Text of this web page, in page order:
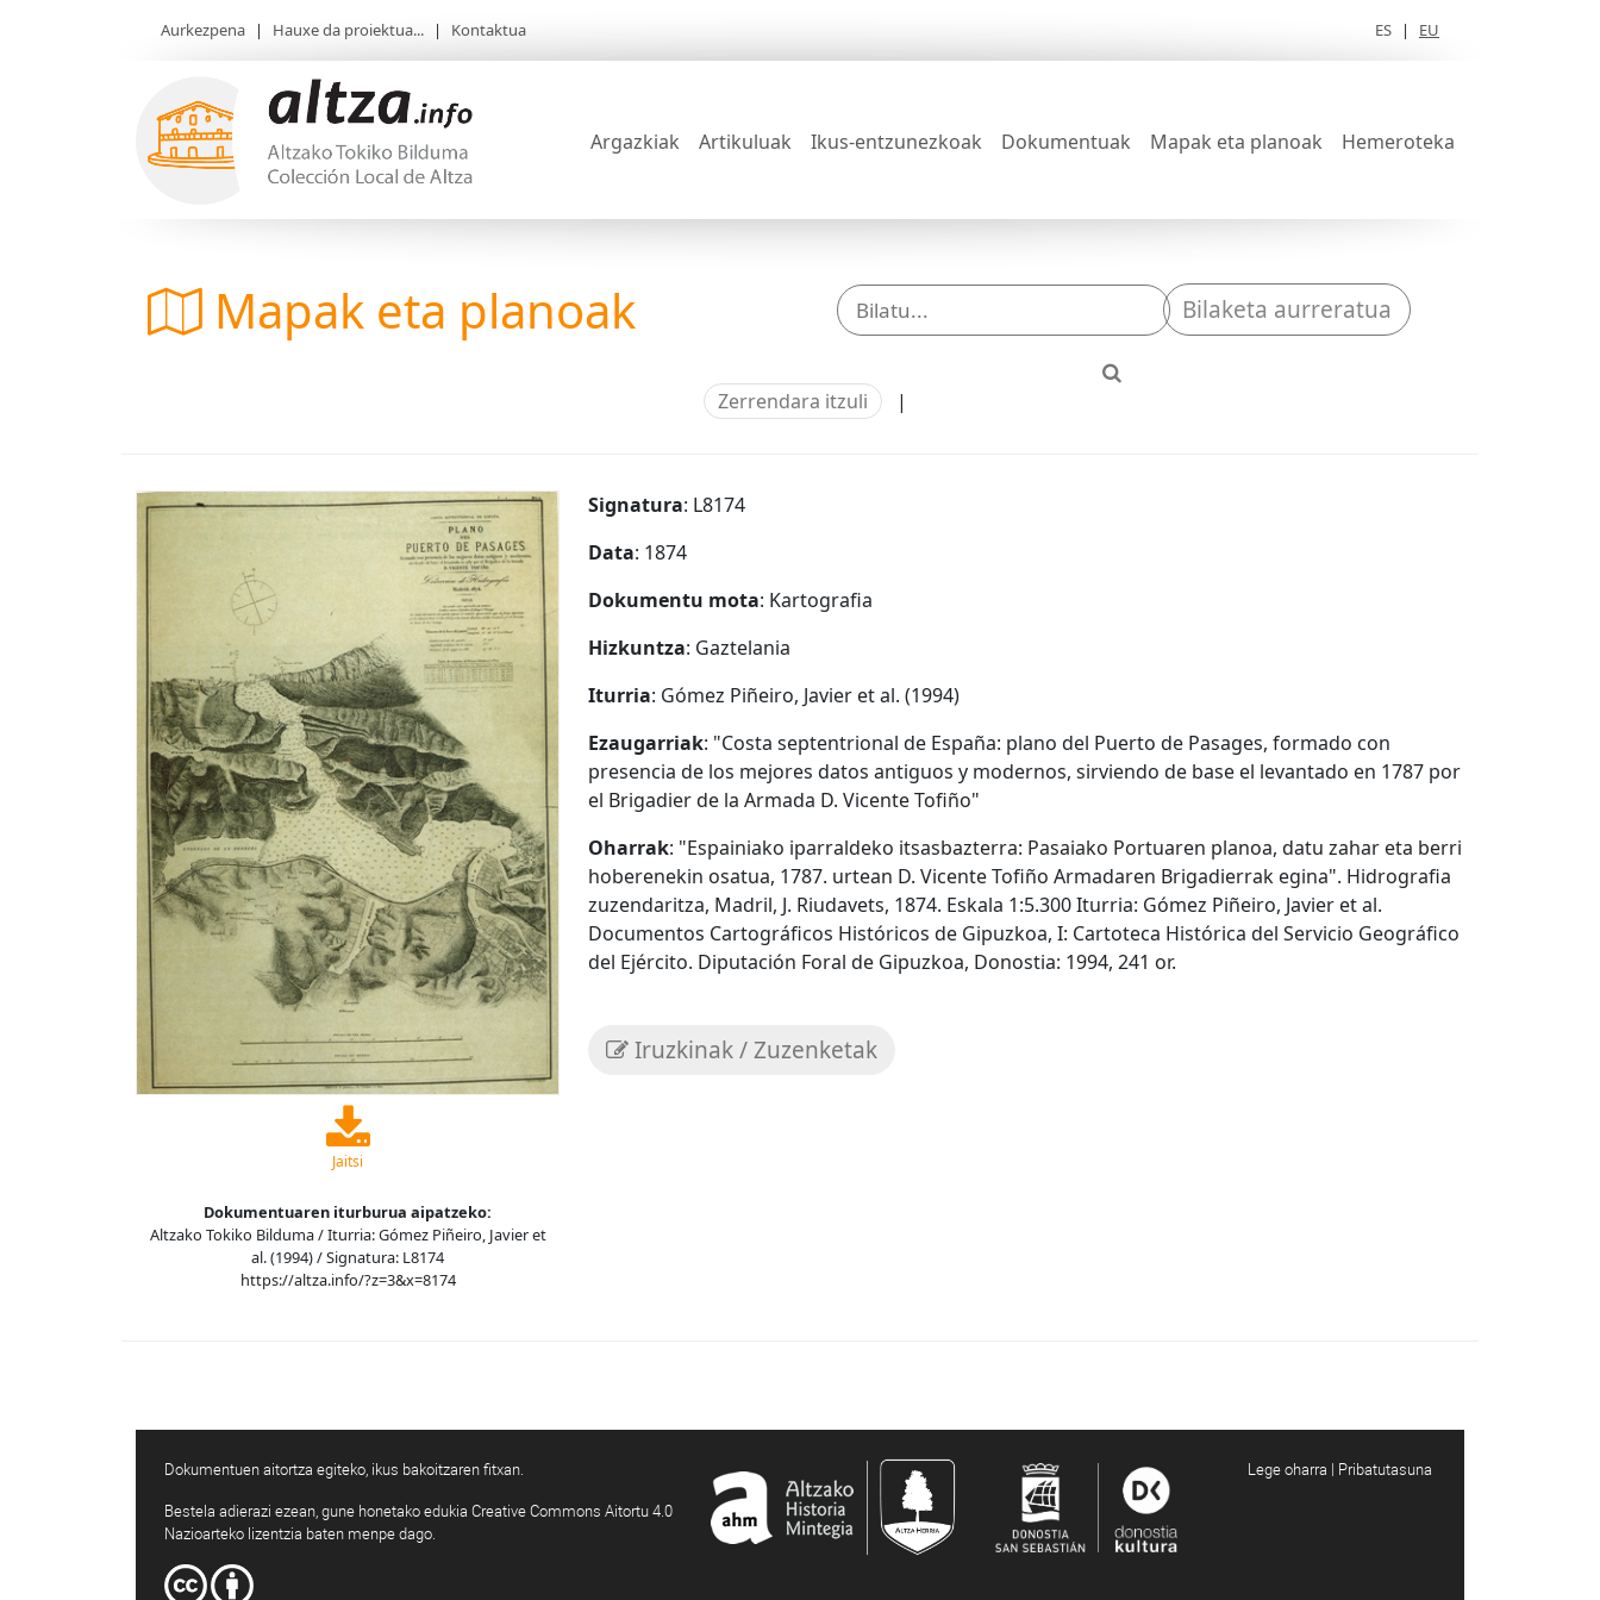
Aurkezpena | Hauxe da proiektua... | Kontaktua ES | EU
Argazkiak Artikuluak Ikus-entzunezkoak Dokumentuak Mapak eta planoak Hemeroteka
Mapak eta planoak Bilaketa aurreratua
Zerrendara itzuli |
Jaitsi
Dokumentuaren iturburua aipatzeko:
Altzako Tokiko Bilduma / Iturria: Gómez Piñeiro, Javier et
al. (1994) / Signatura: L8174
https://altza.info/?z=3&x=8174
Signatura: L8174
Data: 1874
Dokumentu mota: Kartografia
Hizkuntza: Gaztelania
Iturria: Gómez Piñeiro, Javier et al. (1994)
Ezaugarriak: "Costa septentrional de España: plano del Puerto de Pasages, formado con
presencia de los mejores datos antiguos y modernos, sirviendo de base el levantado en 1787 por
el Brigadier de la Armada D. Vicente Tofiño"
Oharrak: "Espainiako iparraldeko itsasbazterra: Pasaiako Portuaren planoa, datu zahar eta berri
hoberenekin osatua, 1787. urtean D. Vicente Tofiño Armadaren Brigadierrak egina". Hidrografia
zuzendaritza, Madril, J. Riudavets, 1874. Eskala 1:5.300 Iturria: Gómez Piñeiro, Javier et al.
Documentos Cartográficos Históricos de Gipuzkoa, I: Cartoteca Histórica del Servicio Geográfico
del Ejército. Diputación Foral de Gipuzkoa, Donostia: 1994, 241 or.
Iruzkinak / Zuzenketak
Dokumentuen aitortza egiteko, ikus bakoitzaren fitxan.
Bestela adierazi ezean, gune honetako edukia Creative Commons Aitortu 4.0
Nazioarteko lizentzia baten menpe dago.
Lege oharra | Pribatutasuna